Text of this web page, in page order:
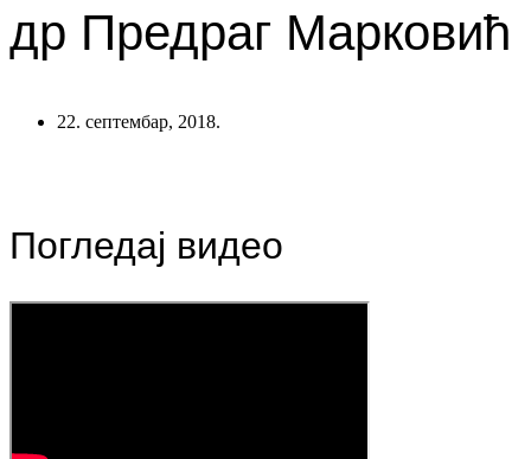
др Предраг Марковић
22. септембар, 2018.
Погледај видео